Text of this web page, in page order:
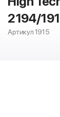
2194/
Артикул 1915